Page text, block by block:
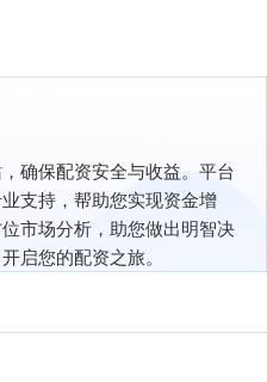
确保配资安全与收益。平台
支持，帮助您实现资金增
市场分析，助您做出明智决
启您的配资之旅。